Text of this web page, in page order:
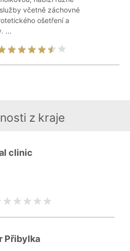
včetně záchovné
ošetření a
...
z kraje
clinic
Přibylka